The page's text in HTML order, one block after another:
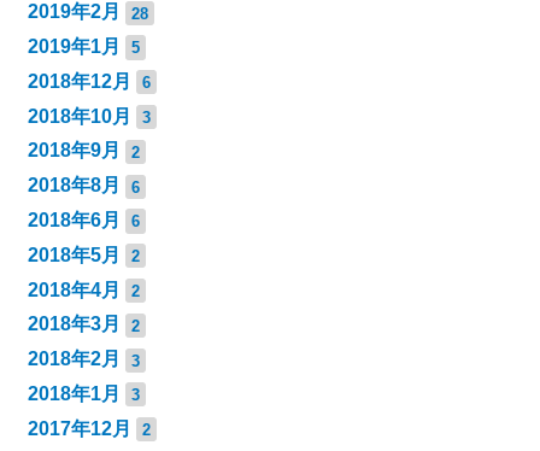
2019年2月 28
2019年1月 5
2018年12月 6
2018年10月 3
2018年9月 2
2018年8月 6
2018年6月 6
2018年5月 2
2018年4月 2
2018年3月 2
2018年2月 3
2018年1月 3
2017年12月 2